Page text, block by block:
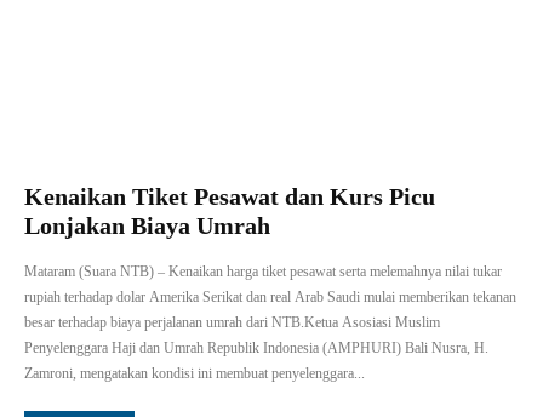
Kenaikan Tiket Pesawat dan Kurs Picu
Lonjakan Biaya Umrah
Mataram (Suara NTB) – Kenaikan harga tiket pesawat serta melemahnya nilai tukar
rupiah terhadap dolar Amerika Serikat dan real Arab Saudi mulai memberikan tekanan
besar terhadap biaya perjalanan umrah dari NTB.Ketua Asosiasi Muslim
Penyelenggara Haji dan Umrah Republik Indonesia (AMPHURI) Bali Nusra, H.
Zamroni, mengatakan kondisi ini membuat penyelenggara...